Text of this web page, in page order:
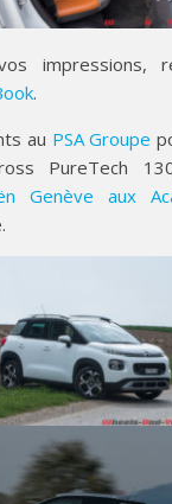
impressions,
.
au PSA Groupe
PureTech
Genève aux